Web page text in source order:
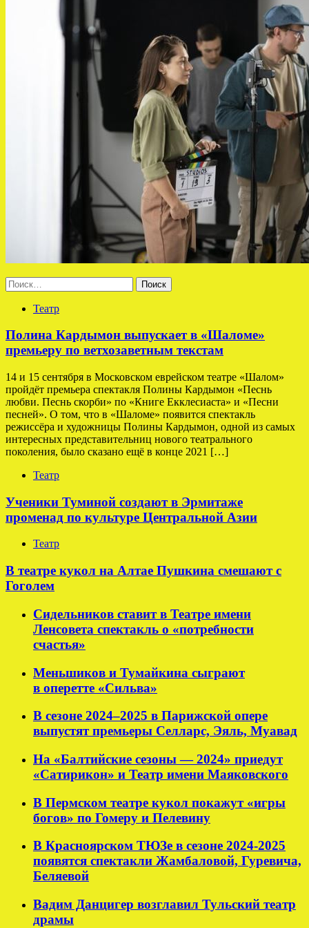
Найти:
Театр
Полина Кардымон выпускает в «Шаломе»
премьеру по ветхозаветным текстам
14 и 15 сентября в Московском еврейском театре «Шалом»
пройдёт премьера спектакля Полины Кардымон «Песнь
любви. Песнь скорби» по «Книге Екклесиаста» и «Песни
песней». О том, что в «Шаломе» появится спектакль
режиссёра и художницы Полины Кардымон, одной из самых
интересных представительниц нового театрального
поколения, было сказано ещё в конце 2021 […]
Театр
Ученики Туминой создают в Эрмитаже
променад по культуре Центральной Азии
Театр
В театре кукол на Алтае Пушкина смешают с
Гоголем
Сидельников ставит в Театре имени
Ленсовета спектакль о «потребности
счастья»
Меньшиков и Тумайкина сыграют
в оперетте «Сильва»
В сезоне 2024–2025 в Парижской опере
выпустят премьеры Селларс, Эяль, Муавад
На «Балтийские сезоны — 2024» приедут
«Сатирикон» и Театр имени Маяковского
В Пермском театре кукол покажут «игры
богов» по Гомеру и Пелевину
В Красноярском ТЮЗе в сезоне 2024-2025
появятся спектакли Жамбаловой, Гуревича,
Беляевой
Вадим Данцигер возглавил Тульский театр
драмы